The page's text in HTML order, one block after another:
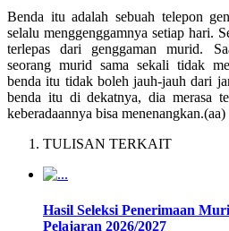
Benda itu adalah sebuah telepon
selalu menggenggamnya setiap hari.
terlepas dari genggaman murid.
seorang murid sama sekali tidak
benda itu tidak boleh jauh-jauh dari
benda itu di dekatnya, dia merasa
keberadaannya bisa menenangkan.(aa)
TULISAN TERKAIT
Hasil Seleksi Penerimaan
Pelajaran 2026/2027